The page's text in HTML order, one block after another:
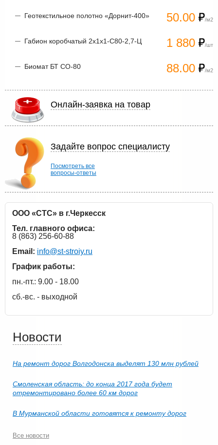
50.00 /м2
Геотекстильное полотно «Дорнит-400»
1 880 /шт
Габион коробчатый 2х1х1-С80-2,7-Ц
88.00 /м2
Биомат БТ СО-80
Онлайн-заявка на товар
Задайте вопрос специалисту
Посмотреть все
вопросы-ответы
ООО «СТС» в г.Черкесск
Тел. главного офиса:
8 (863) 256-60-88
Email: info@st-stroiy.ru
График работы:
пн.-пт.: 9.00 - 18.00
сб.-вс. - выходной
Новости
На ремонт дорог Волгодонска выделят 130 млн рублей
Смоленская область: до конца 2017 года будет
отремонтировано более 60 км дорог
В Мурманской области готовятся к ремонту дорог
Все новости